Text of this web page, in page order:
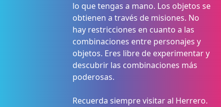
lo que tengas a mano. Los objetos se
obtienen a través de misiones. No
hay restricciones en cuanto a las
combinaciones entre personajes y
objetos. Eres libre de experimentar y
descubrir las combinaciones más
poderosas.
Recuerda siempre visitar al Herrero.